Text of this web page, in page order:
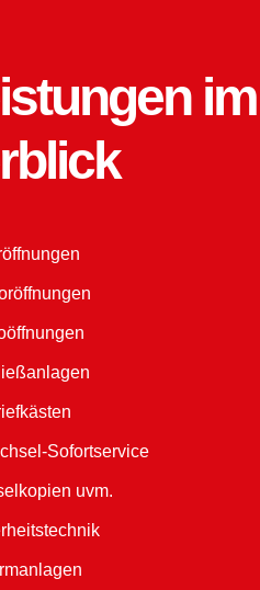
im
Sofortservice
uvm.